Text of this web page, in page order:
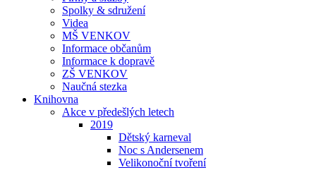
Spolky & sdružení
Videa
MŠ VENKOV
Informace občanům
Informace k dopravě
ZŠ VENKOV
Naučná stezka
Knihovna
Akce v předešlých letech
2019
Dětský karneval
Noc s Andersenem
Velikonoční tvoření